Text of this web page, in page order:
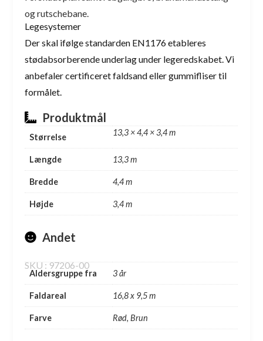
og rutschebane.
Legesystemer
Der skal ifølge standarden EN1176 etableres
stødabsorberende underlag under legeredskabet. Vi
anbefaler certificeret faldsand eller gummifliser til
formålet.
Produktmål
Størrelse 13,3 × 4,4 × 3,4 m
Længde 13,3 m
Bredde 4,4 m
Højde 3,4 m
Andet
SKU : 97206-00
Aldersgruppe fra 3 år
Faldareal 16,8 x 9,5 m
Farve Rød, Brun